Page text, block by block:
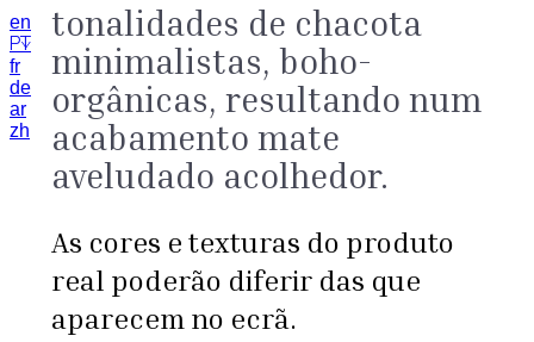
en
PT
fr
de
ar
zh
tonalidades de chacota
minimalistas, boho-
orgânicas, resultando num
acabamento mate
aveludado acolhedor.
As cores e texturas do produto
real poderão diferir das que
aparecem no ecrã.